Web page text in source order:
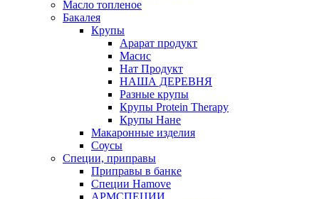
Масло топленое
Бакалея
Крупы
Арарат продукт
Масис
Нат Продукт
НАША ДЕРЕВНЯ
Разные крупы
Крупы Protein Therapy
Крупы Нане
Макаронные изделия
Соусы
Специи, приправы
Приправы в банке
Специи Hamove
АРМСПЕЦИИ